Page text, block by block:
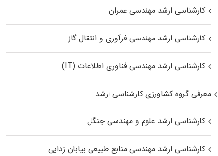
کارشناسی ارشد مهندسی عمران
کارشناسی ارشد مهندسی فرآوری و انتقال گاز
کارشناسی ارشد مهندسی فناوری اطلاعات (IT)
معرفی گروه کشاورزی کارشناسی ارشد
کارشناسی ارشد علوم و مهندسی جنگل
کارشناسی ارشد مهندسی منابع طبیعی بیابان زدایی